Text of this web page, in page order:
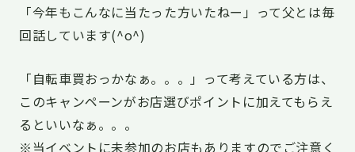
「今年もこんなに当たった方いたねー」って父とは毎
回話しています(^o^)
「自転車買おっかなぁ。。。」って考えている方は、
このキャンペーンがお店選びポイントに加えてもらえ
るといいなぁ。。。
※当イベントに未参加のお店もありますのでご注意く